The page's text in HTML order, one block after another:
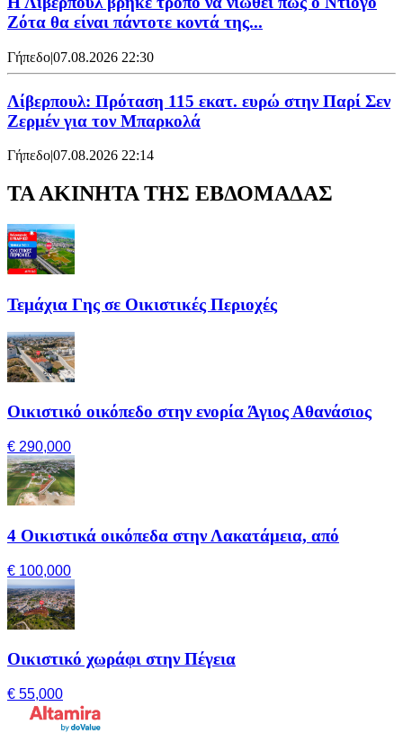
Ζότα θα είναι πάντοτε κοντά της...
Γήπεδο|07.08.2026 22:30
Λίβερπουλ: Πρόταση 115 εκατ. ευρώ στην Παρί Σεν
Ζερμέν για τον Μπαρκολά
Γήπεδο|07.08.2026 22:14
ΤΑ ΑΚΙΝΗΤΑ ΤΗΣ ΕΒΔΟΜΑΔΑΣ
Τεμάχια Γης σε Οικιστικές Περιοχές
Οικιστικό οικόπεδο στην ενορία Άγιος Αθανάσιος
€ 290,000
4 Οικιστικά οικόπεδα στην Λακατάμεια, από
€ 100,000
Οικιστικό χωράφι στην Πέγεια
€ 55,000